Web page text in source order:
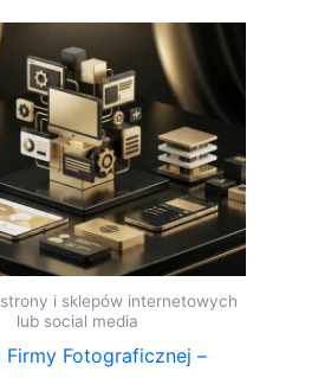
i sklepów internetowych
lub social media
Firmy Fotograficznej –